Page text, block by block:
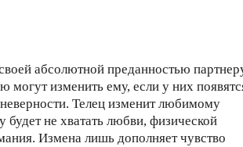
абсолютной преданностью
могут изменить ему, если у них
Телец изменит любимому
будет не хватать любви, физической
Измена лишь дополняет чувство